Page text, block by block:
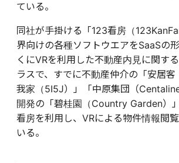
ている。
同社が手掛ける「123看房（
界向けの各種ソフトウエアをSaaSの
くにVRを利用した不動産内見に関す
ラスで、すでに不動産仲介の「安居
我家（5I5J）」「中原集団（
開発の「碧桂園（Country Garden）
看房を利用し、VRによる物件情報閲
いる。